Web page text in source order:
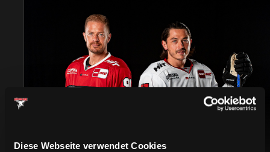
Diese Webseite verwendet Cookies
TRIKOTS